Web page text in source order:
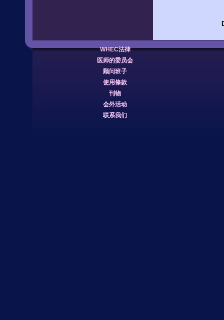
WHEC法律
医师的委员会
顾问班子
使用條款
刊物
会外活动
联系我们